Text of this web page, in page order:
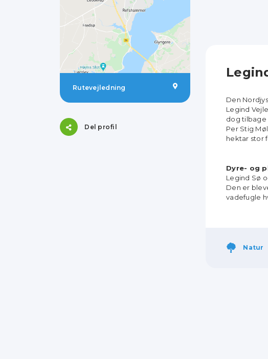
Rutevejledning
Del profil
Den
Legind
dog tilbage
Per Stig
hektar stor
Dyre- og
Legind Sø
Den er
vadefugle
Natur